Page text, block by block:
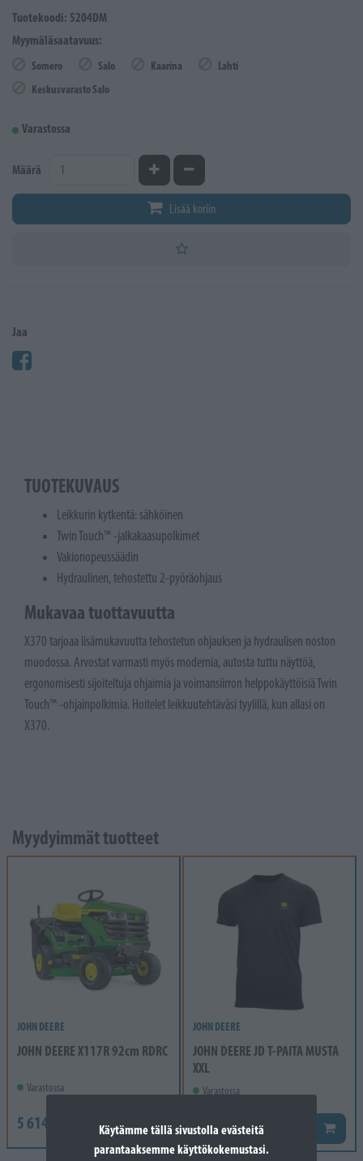
Käytämme tällä sivustolla evästeitä
parantaaksemme käyttökokemustasi.
Tuotekoodi: 5204DM
Myymäläsaatavuus:
Somero Salo Kaarina
Lahti
Keskusvarasto Salo
Varastossa
Määrä Kasvata määrääVähennä määrää
Lisää koriin
Jaa
TUOTEKUVAUS
Leikkurin kytkentä: sähköinen
Twin Touch™ -jalkakaasupolkimet
Vakionopeussäädin
Hydraulinen, tehostettu 2-pyöräohjaus
Mukavaa tuottavuutta
X370 tarjoaa lisämukavuutta tehostetun ohjauksen ja hydraulisen noston
muodossa. Arvostat varmasti myös modernia, autosta tuttu näyttöä,
ergonomisesti sijoiteltuja ohjaimia ja voimansiirron helppokäyttöisiä Twin
Touch™ -ohjainpolkimia. Hoitelet leikkuutehtäväsi tyylillä, kun allasi on
X370.
Myydyimmät tuotteet
JOHN DEERE
JOHN DEERE X117R 92cm RDRC
Varastossa
5 614,00 € Lisää koriin
JOHN DEERE
JOHN DEERE JD T-PAITA MUSTA
XXL
Varastossa
29,40 € Lisää